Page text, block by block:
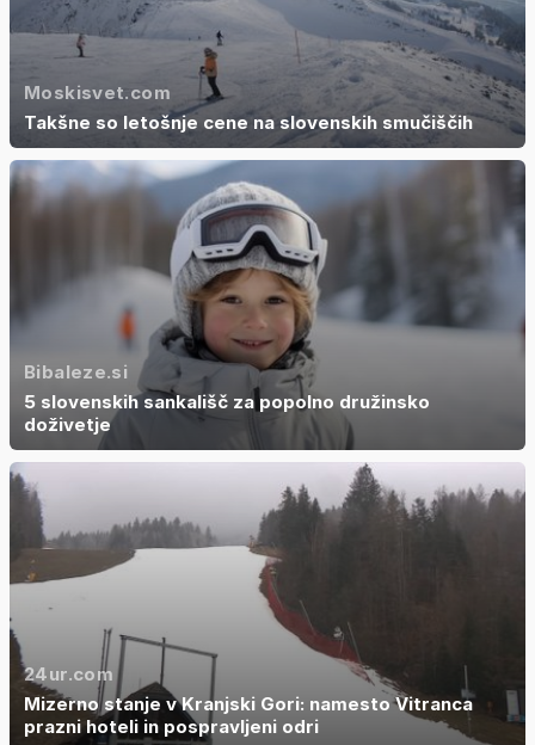
Moskisvet.com
Takšne so letošnje cene na slovenskih smučiščih
Bibaleze.si
5 slovenskih sankališč za popolno družinsko
doživetje
24ur.com
Mizerno stanje v Kranjski Gori: namesto Vitranca
prazni hoteli in pospravljeni odri